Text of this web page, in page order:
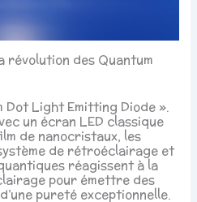
révolution des Quantum
Dot Light Emitting Diode ».
un écran LED classique
de nanocristaux, les
de rétroéclairage et
réagissent à la
pour émettre des
pureté exceptionnelle.